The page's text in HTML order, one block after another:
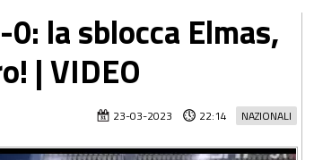
la sblocca Elmas,
| VIDEO
NAZIONALI
23-03-2023 22:14